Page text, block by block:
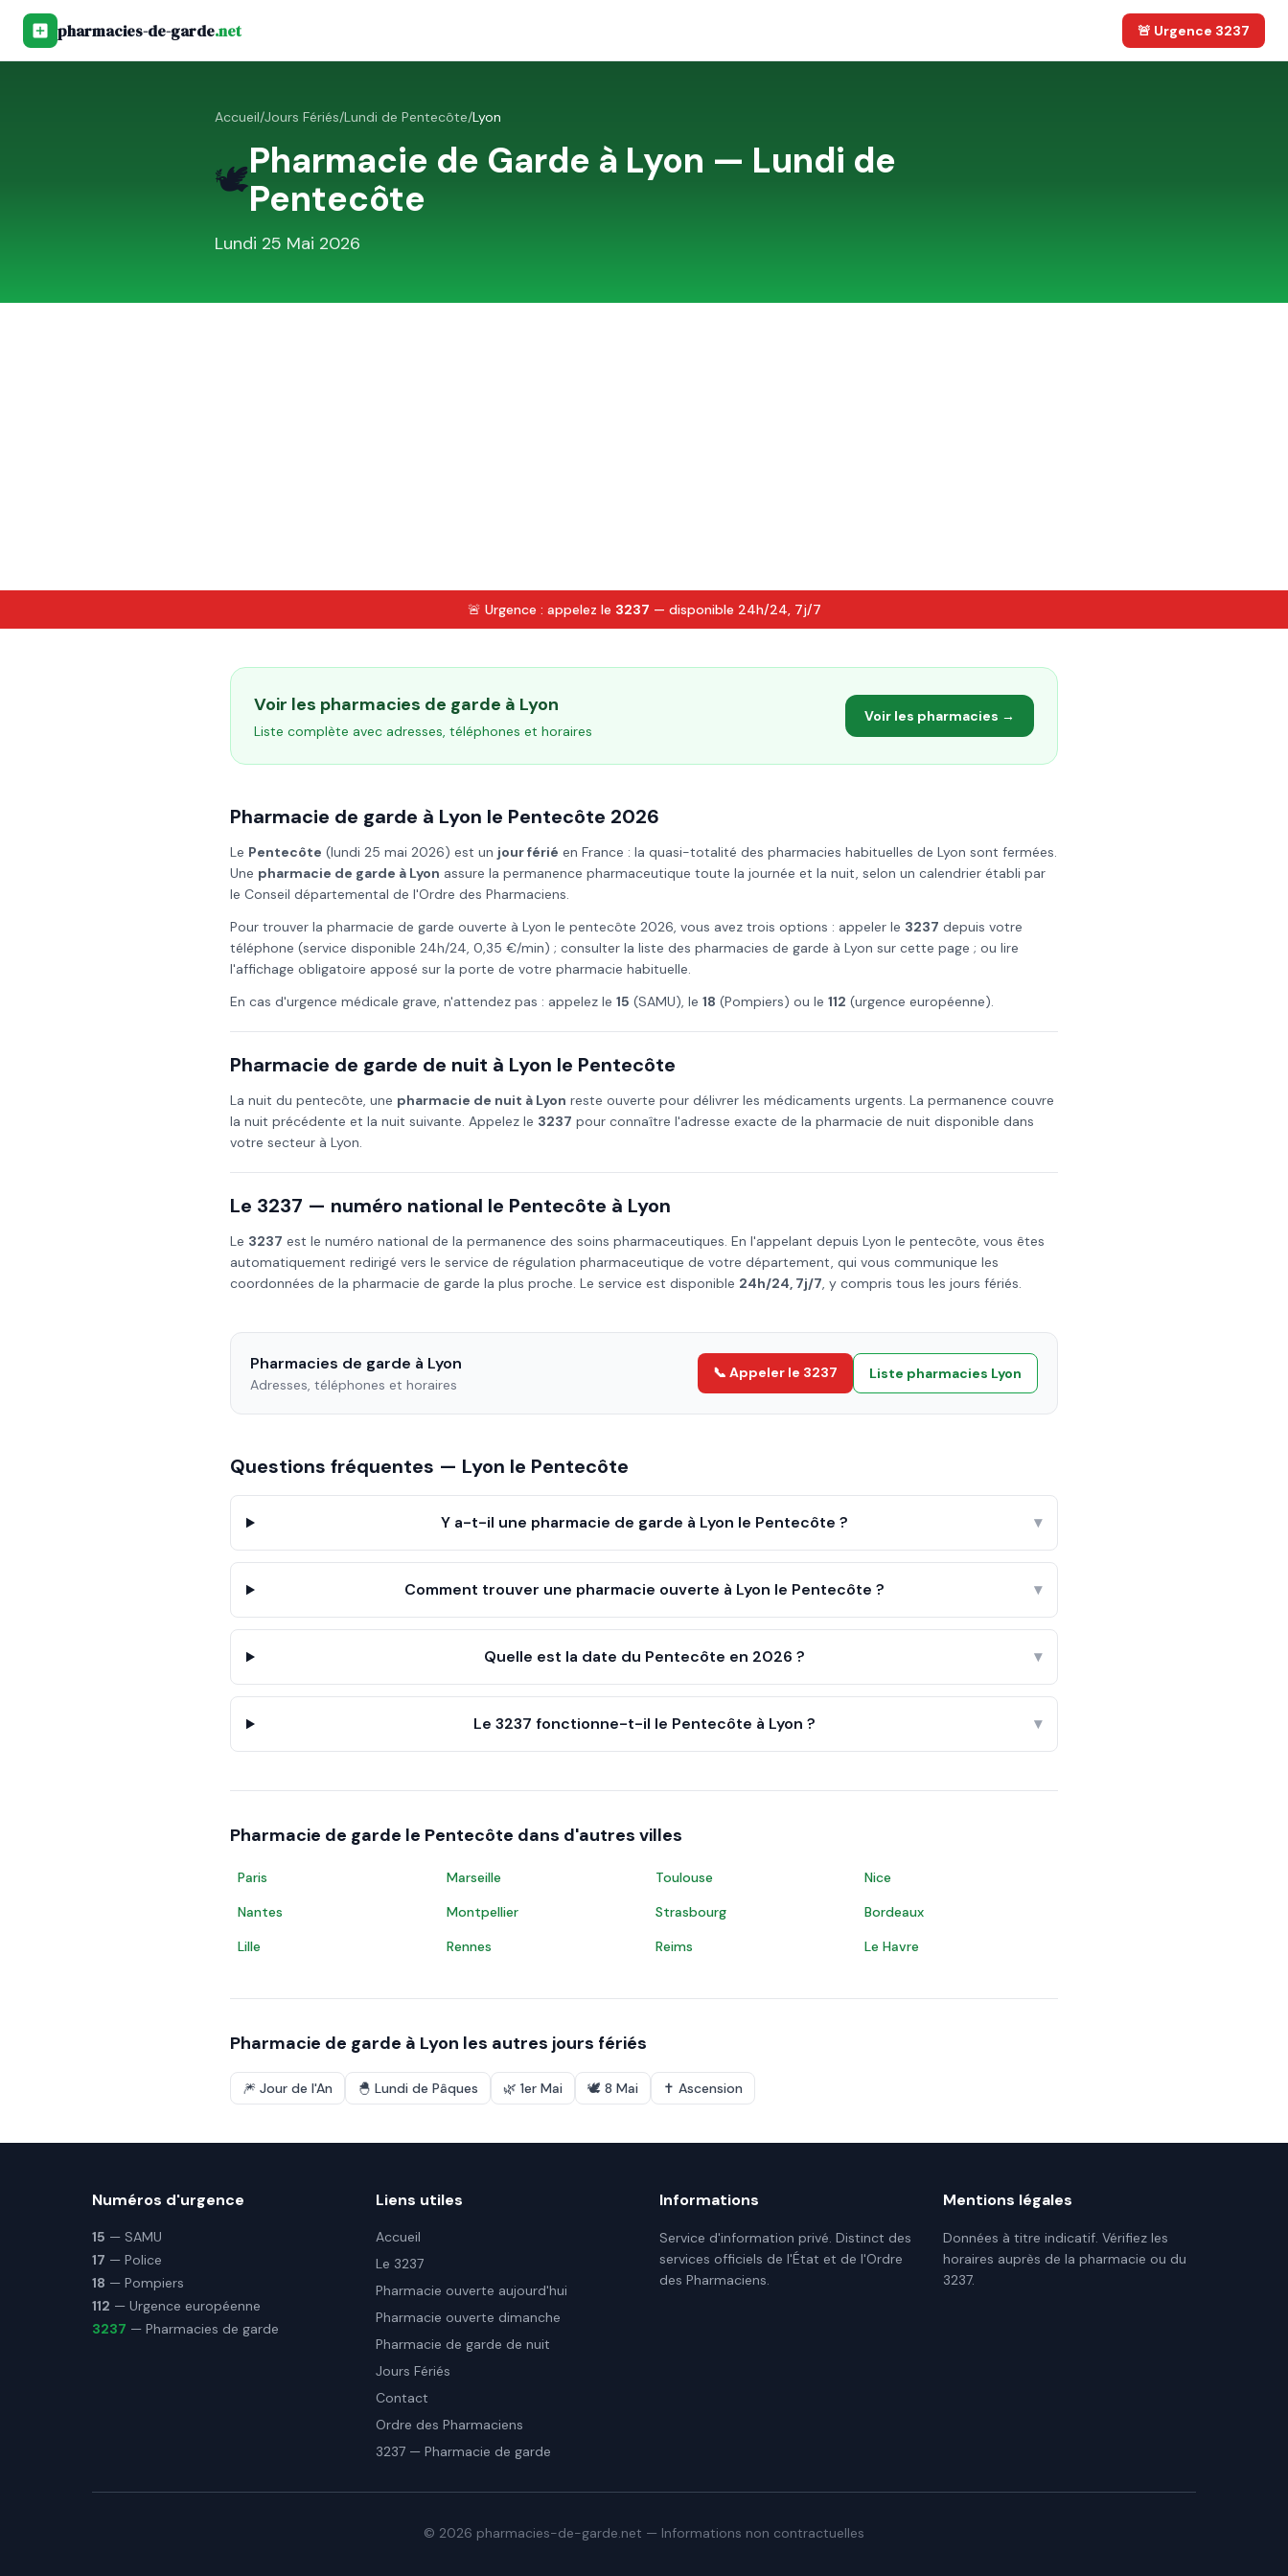
pharmacies-de-garde.net 🚨 Urgence 3237
Accueil/Jours Fériés/Lundi de Pentecôte/Lyon
🕊️Pharmacie de Garde à Lyon — Lundi de
Pentecôte
Lundi 25 Mai 2026
🚨 Urgence : appelez le 3237 — disponible 24h/24, 7j/7
Voir les pharmacies de garde à Lyon
Liste complète avec adresses, téléphones et horaires
Voir les pharmacies →
Pharmacie de garde à Lyon le Pentecôte 2026
Le Pentecôte (lundi 25 mai 2026) est un jour férié en France : la quasi-totalité des pharmacies habituelles de Lyon sont fermées.
Une pharmacie de garde à Lyon assure la permanence pharmaceutique toute la journée et la nuit, selon un calendrier établi par
le Conseil départemental de l'Ordre des Pharmaciens.
Pour trouver la pharmacie de garde ouverte à Lyon le pentecôte 2026, vous avez trois options : appeler le 3237 depuis votre
téléphone (service disponible 24h/24, 0,35 €/min) ; consulter la liste des pharmacies de garde à Lyon sur cette page ; ou lire
l'affichage obligatoire apposé sur la porte de votre pharmacie habituelle.
En cas d'urgence médicale grave, n'attendez pas : appelez le 15 (SAMU), le 18 (Pompiers) ou le 112 (urgence européenne).
Pharmacie de garde de nuit à Lyon le Pentecôte
La nuit du pentecôte, une pharmacie de nuit à Lyon reste ouverte pour délivrer les médicaments urgents. La permanence couvre
la nuit précédente et la nuit suivante. Appelez le 3237 pour connaître l'adresse exacte de la pharmacie de nuit disponible dans
votre secteur à Lyon.
Le 3237 — numéro national le Pentecôte à Lyon
Le 3237 est le numéro national de la permanence des soins pharmaceutiques. En l'appelant depuis Lyon le pentecôte, vous êtes
automatiquement redirigé vers le service de régulation pharmaceutique de votre département, qui vous communique les
coordonnées de la pharmacie de garde la plus proche. Le service est disponible 24h/24, 7j/7, y compris tous les jours fériés.
Pharmacies de garde à Lyon
Adresses, téléphones et horaires
📞 Appeler le 3237 Liste pharmacies Lyon
Questions fréquentes — Lyon le Pentecôte
Y a-t-il une pharmacie de garde à Lyon le Pentecôte ? ▾
Comment trouver une pharmacie ouverte à Lyon le Pentecôte ? ▾
Quelle est la date du Pentecôte en 2026 ? ▾
Le 3237 fonctionne-t-il le Pentecôte à Lyon ? ▾
Pharmacie de garde le Pentecôte dans d'autres villes
Paris Marseille Toulouse
Nice
Nantes
Montpellier Strasbourg
Bordeaux
Lille
Rennes Reims Le Havre
Pharmacie de garde à Lyon les autres jours fériés
🎆 Jour de l'An 🐣 Lundi de Pâques 🌿 1er Mai 🕊️ 8 Mai ✝️ Ascension
Numéros d'urgence
15 — SAMU
17 — Police
18 — Pompiers
112 — Urgence européenne
3237 — Pharmacies de garde
Liens utiles
Accueil
Le 3237
Pharmacie ouverte aujourd'hui
Pharmacie ouverte dimanche
Pharmacie de garde de nuit
Jours Fériés
Contact
Ordre des Pharmaciens
3237 — Pharmacie de garde
Informations
Service d'information privé. Distinct des
services officiels de l'État et de l'Ordre
des Pharmaciens.
Mentions légales
Données à titre indicatif. Vérifiez les
horaires auprès de la pharmacie ou du
3237.
© 2026 pharmacies-de-garde.net — Informations non contractuelles